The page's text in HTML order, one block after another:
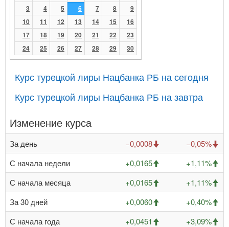
3
4 5 6 7 8
9
10
11 12 13 14 15
16
17
18 19 20 21 22
23
24
25 26 27 28 29 30
Курс турецкой лиры Нацбанка РБ на сегодня
Курс турецкой лиры Нацбанка РБ на завтра
Изменение курса
За день −0,0008
−0,05%
С начала недели
+0,0165
+1,11%
С начала месяца
+0,0165
+1,11%
За 30 дней
+0,0060
+0,40%
С начала года
+0,0451 +3,09%